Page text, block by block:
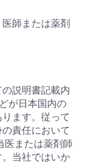
進む
師または薬剤
説明書記載内
が日本国内の
ます。従って
責任において
医または薬剤師
当社ではいか